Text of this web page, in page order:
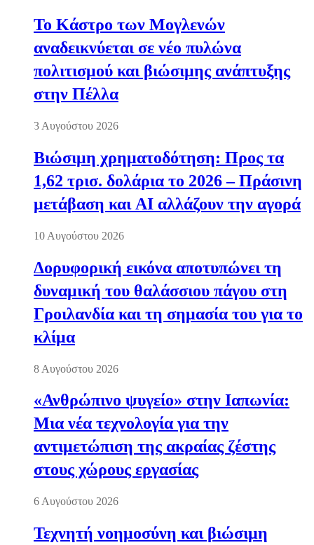
Το Κάστρο των Μογλενών
αναδεικνύεται σε νέο πυλώνα
πολιτισμού και βιώσιμης ανάπτυξης
στην Πέλλα
3 Αυγούστου 2026
Βιώσιμη χρηματοδότηση: Προς τα
1,62 τρισ. δολάρια το 2026 – Πράσινη
μετάβαση και AI αλλάζουν την αγορά
10 Αυγούστου 2026
Δορυφορική εικόνα αποτυπώνει τη
δυναμική του θαλάσσιου πάγου στη
Γροιλανδία και τη σημασία του για το
κλίμα
8 Αυγούστου 2026
«Ανθρώπινο ψυγείο» στην Ιαπωνία:
Μια νέα τεχνολογία για την
αντιμετώπιση της ακραίας ζέστης
στους χώρους εργασίας
6 Αυγούστου 2026
Τεχνητή νοημοσύνη και βιώσιμη